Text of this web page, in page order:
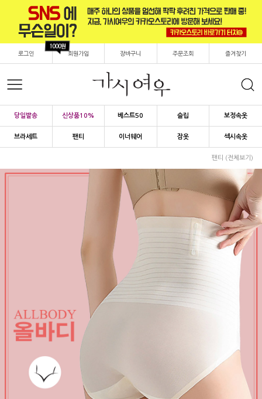
로그인 회원가입
1000원
장바구니 주문조회 즐겨찾기
당일발송 신상품10% 베스트50 슬립 보정속옷
브라세트 팬티 이너웨어 잠옷 섹시속옷
팬티 (전체보기)